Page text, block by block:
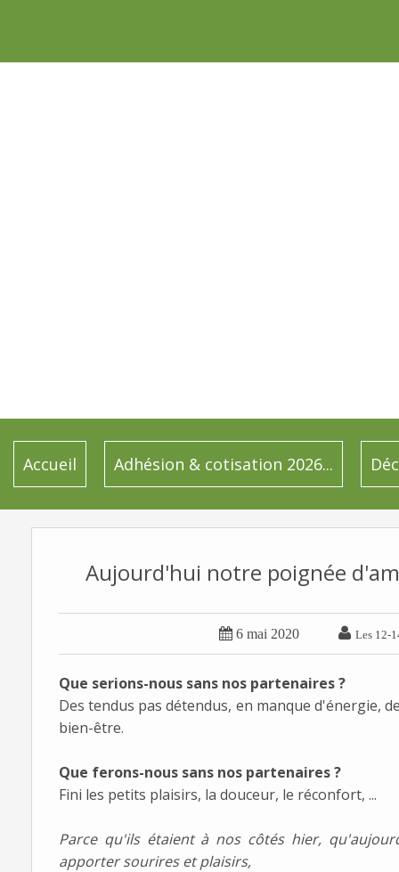
Accueil Adhésion & cotisation 2026...
Aujourd'hui notre poignée
 6 mai 2020  Les 12-
Que serions-nous sans nos partenaires ?
Des tendus pas détendus, en manque d'énergie,
bien-être.
Que ferons-nous sans nos partenaires ?
Fini les petits plaisirs, la douceur, le réconfort, ...
Parce qu'ils étaient à nos côtés hier,
apporter sourires et plaisirs,